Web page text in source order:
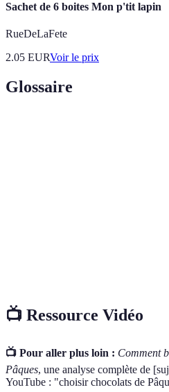
Sachet de 6 boites Mon p'tit lapin
RueDeLaFete
2.05 EURVoir le prix
Glossaire
📺 Ressource Vidéo
📺 Pour aller plus loin : Comment
Pâques, une analyse complète de
YouTube : "choisir chocolats de